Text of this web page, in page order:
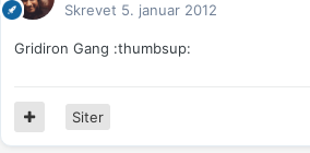
Skrevet 5. januar 2012
Gridiron Gang :thumbsup:
Siter